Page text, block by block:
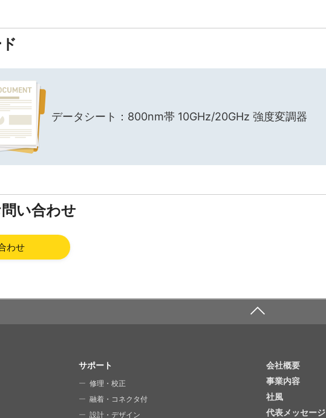
データシート：800nm帯 10GHz/20GHz 強度変調器
い合わせ
わせ
サポート
修理・校正
融着・コネクタ付
設計・デザイン
会社概要
事業内容
社風
代表メッセージ